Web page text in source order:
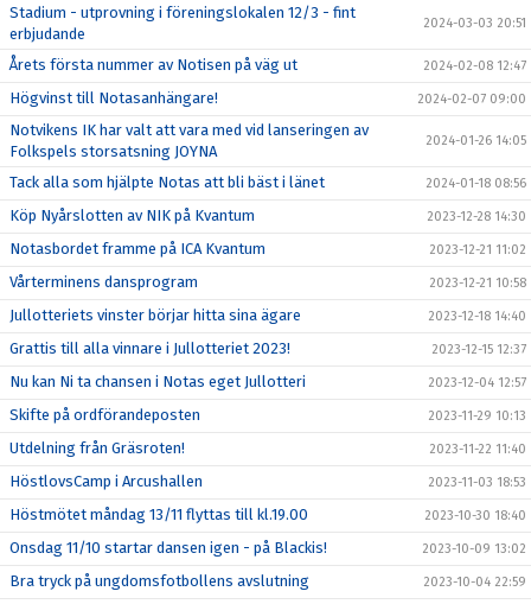
Stadium - utprovning i föreningslokalen 12/3 - fint
erbjudande
2024-03-03 20:51
Årets första nummer av Notisen på väg ut 2024-02-08 12:47
Högvinst till Notasanhängare! 2024-02-07 09:00
Notvikens IK har valt att vara med vid lanseringen av
Folkspels storsatsning JOYNA
2024-01-26 14:05
Tack alla som hjälpte Notas att bli bäst i länet 2024-01-18 08:56
Köp Nyårslotten av NIK på Kvantum 2023-12-28 14:30
Notasbordet framme på ICA Kvantum 2023-12-21 11:02
Vårterminens dansprogram 2023-12-21 10:58
Jullotteriets vinster börjar hitta sina ägare 2023-12-18 14:40
Grattis till alla vinnare i Jullotteriet 2023! 2023-12-15 12:37
Nu kan Ni ta chansen i Notas eget Jullotteri 2023-12-04 12:57
Skifte på ordförandeposten 2023-11-29 10:13
Utdelning från Gräsroten! 2023-11-22 11:40
HöstlovsCamp i Arcushallen 2023-11-03 18:53
Höstmötet måndag 13/11 flyttas till kl.19.00 2023-10-30 18:40
Onsdag 11/10 startar dansen igen - på Blackis! 2023-10-09 13:02
Bra tryck på ungdomsfotbollens avslutning 2023-10-04 22:59